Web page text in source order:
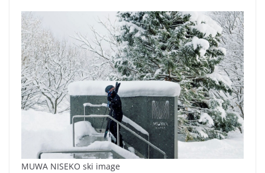
MUWA NISEKO ski image